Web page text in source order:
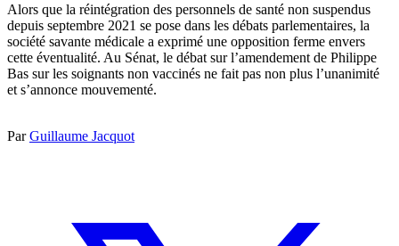
Alors que la réintégration des personnels de santé non suspendus
depuis septembre 2021 se pose dans les débats parlementaires, la
société savante médicale a exprimé une opposition ferme envers
cette éventualité. Au Sénat, le débat sur l’amendement de Philippe
Bas sur les soignants non vaccinés ne fait pas non plus l’unanimité
et s’annonce mouvementé.
ParGuillaume Jacquot